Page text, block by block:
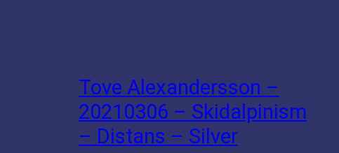
Tove Alexandersson –
20210306 – Skidalpinism
– Distans – Silver